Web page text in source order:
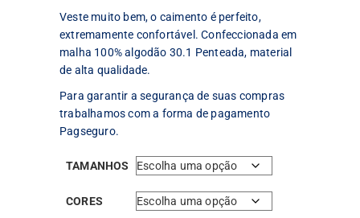
Veste muito bem, o caimento é perfeito,
extremamente confortável. Confeccionada em
malha 100% algodão 30.1 Penteada, material
de alta qualidade.
Para garantir a segurança de suas compras
trabalhamos com a forma de pagamento
Pagseguro.
TAMANHOS
CORES